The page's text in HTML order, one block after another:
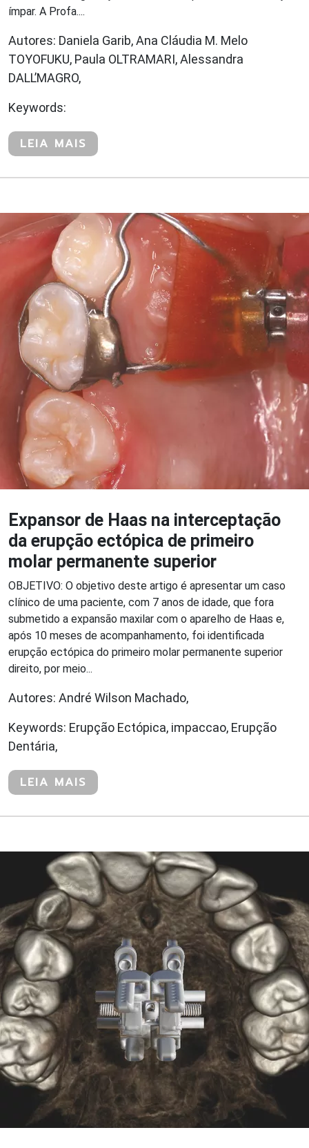
ímpar. A Profa....
Autores: Daniela Garib, Ana Cláudia M. Melo
TOYOFUKU, Paula OLTRAMARI, Alessandra
DALL’MAGRO,
Keywords:
LEIA MAIS
Expansor de Haas na interceptação
da erupção ectópica de primeiro
molar permanente superior
OBJETIVO: O objetivo deste artigo é apresentar um caso
clínico de uma paciente, com 7 anos de idade, que fora
submetido a expansão maxilar com o aparelho de Haas e,
após 10 meses de acompanhamento, foi identificada
erupção ectópica do primeiro molar permanente superior
direito, por meio...
Autores: André Wilson Machado,
Keywords: Erupção Ectópica, impaccao, Erupção
Dentária,
LEIA MAIS